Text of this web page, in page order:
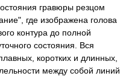
гравюры резцом
где изображена голова
контура до полной
состояния. Вся
коротких и длинных,
между собой линий